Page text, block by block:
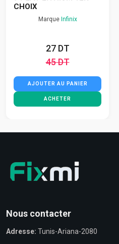
CHOIX
Marque Infinix
27 DT
45 DT
AJOUTER AU PANIER
ACHETER
Nous contacter
Adresse: Tunis-Ariana-2080